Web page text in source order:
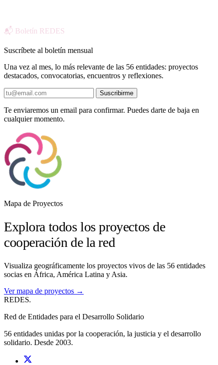
📬 Boletín REDES
Suscríbete al boletín mensual
Una vez al mes, lo más relevante de las 56 entidades: proyectos
destacados, convocatorias, encuentros y reflexiones.
Suscribirme
Te enviaremos un email para confirmar. Puedes darte de baja en
cualquier momento.
Mapa de Proyectos
Explora todos los proyectos de
cooperación de la red
Visualiza geográficamente los proyectos vivos de las 56 entidades
socias en África, América Latina y Asia.
Ver mapa de proyectos →
REDES.
Red de Entidades para el Desarrollo Solidario
56 entidades unidas por la cooperación, la justicia y el desarrollo
solidario. Desde 2003.